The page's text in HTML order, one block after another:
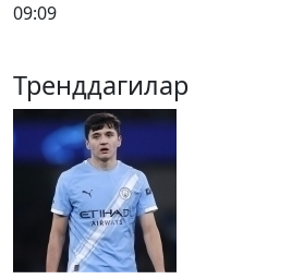
09:09
Тренддагилар